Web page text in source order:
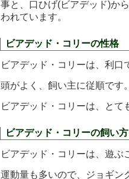
事と、口ひげ(ビアデッド)か
われています。
ビアデッド・コリーの性格
ビアデッド・コリーは、利口
頭がよく、飼い主に従順です。
ビアデッド・コリーは、とて
ビアデッド・コリーの飼い方
ビアデッド・コリーは、遊ぶ
運動量も多いので、ジョギン